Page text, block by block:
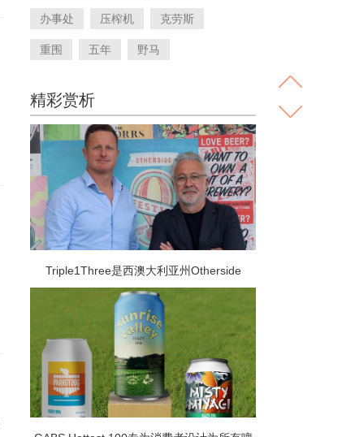
办事处 压榨机 克劳斯
重围 五年 野马
精彩赏析
Triple1Three是西澳大利亚州Otherside
Brewing Co的母公司 是越来越多进行众包融
资轮次的啤酒厂中的最新一家